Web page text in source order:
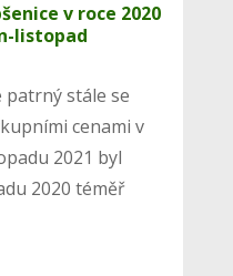
v roce 2020
listopad
patrný stále se
cenami v
2021 byl
2020 téměř